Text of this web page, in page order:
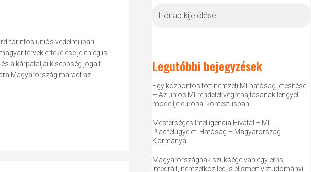
forintos uniós védelmi ipari
tervek értékelése jelenleg is
a kárpátaljai kisebbség jogait
Magyarország maradt az
Legutóbbi bejegyzések
Egy központosított nemzeti MI-hatóság létesítése
– Az uniós MI-rendelet végrehajtásának lengyel
modellje európai kontextusban
Mesterséges Intelligencia Hivatal – MI
Piacfelügyeleti Hatóság – Magyarország
Kormánya
Magyarországnak szüksége van egy erős,
integrált, nemzetközileg is elismert víztudományi